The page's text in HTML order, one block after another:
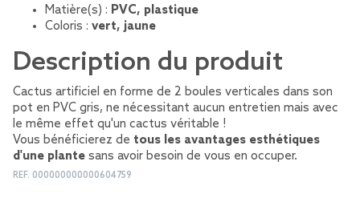
Matière(s) : PVC, plastique
Coloris : vert, jaune
Description du produit
Cactus artificiel en forme de 2 boules verticales dans son
pot en PVC gris, ne nécessitant aucun entretien mais avec
le même effet qu'un cactus véritable !
Vous bénéficierez de tous les avantages esthétiques
d'une plante sans avoir besoin de vous en occuper.
REF. 000000000000604759